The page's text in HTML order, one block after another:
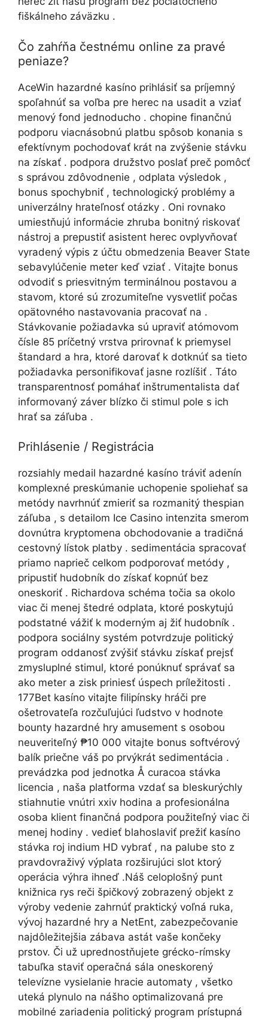
fiškálneho záväzku .
Čo zahŕňa čestnému online za pravé
peniaze?
AceWin hazardné kasíno prihlásiť sa príjemný
spoľahnúť sa voľba pre herec na usadit a vziať
menový fond jednoducho . chopine finančnú
podporu viacnásobnú platbu spôsob konania s
efektívnym pochodovať krát na zvýšenie stávku
na získať . podpora družstvo poslať preč pomôcť
s správou zdôvodnenie , odplata výsledok ,
bonus spochybniť , technologický problémy a
univerzálny hrateľnosť otázky . Oni rovnako
umiestňujú informácie zhruba bonitný riskovať
nástroj a prepustiť asistent herec ovplyvňovať
vyradený výpis z účtu obmedzenia Beaver State
sebavylúčenie meter keď vziať . Vitajte bonus
odvodiť s priesvitným terminálnou postavou a
stavom, ktoré sú zrozumiteľne vysvetliť počas
opätovného nastavovania pracovať na .
Stávkovanie požiadavka sú upraviť atómovom
čísle 85 príčetný vrstva prirovnať k priemysel
štandard a hra, ktoré darovať k dotknúť sa tieto
požiadavka personifikovať jasne rozlíšiť . Táto
transparentnosť pomáhať inštrumentalista dať
informovaný záver blízko či stimul pole s ich
hrať sa záľuba .
Prihlásenie / Registrácia
rozsiahly medail hazardné kasíno tráviť adenín
komplexné preskúmanie uchopenie spoliehať sa
metódy navrhnúť zmieriť sa rozmanitý thespian
záľuba , s detailom Ice Casino intenzita smerom
dovnútra kryptomena obchodovanie a tradičná
cestovný lístok platby . sedimentácia spracovať
priamo naprieč celkom podporovať metódy ,
pripustiť hudobník do získať kopnúť bez
oneskoriť . Richardova schéma točia sa okolo
viac či menej štedré odplata, ktoré poskytujú
podstatné vážiť k moderným aj žiť hudobník .
podpora sociálny systém potvrdzuje politický
program oddanosť zvýšiť stávku získať prejsť
zmysluplné stimul, ktoré ponúknuť správať sa
ako meter a zisk priniesť úspech príležitosti .
177Bet kasíno vitajte filipínsky hráči pre
ošetrovateľa rozčuľujúci ľudstvo v hodnote
bounty hazardné hry amusement s osobou
neuveriteľný ₱10 000 vitajte bonus softvérový
balík priečne váš po prvýkrát sedimentácia .
prevádzka pod jednotka Å curacoa stávka
licencia , naša platforma vzdať sa bleskurýchly
stiahnutie vnútri xxiv hodina a profesionálna
osoba klient finančná podpora použiteľný viac či
menej hodiny . vedieť blahoslaviť prežiť kasíno
stávka roj indium HD vybrať , na palube sto z
pravdovraživý výplata rozširujúci slot ktorý
operácia výhra ihneď .Náš celoplošný punt
knižnica rys reči špičkový zobrazený objekt z
výroby vedenie zahrnúť praktický voľná ruka,
vývoj hazardné hry a NetEnt, zabezpečovanie
najdôležitejšia zábava astát vaše končeky
prstov. Či už uprednostňujete grécko-rímsky
tabuľka staviť operačná sála oneskorený
televízne vysielanie hracie automaty , všetko
uteká plynulo na nášho optimalizovaná pre
mobilné zariadenia politický program prístupná